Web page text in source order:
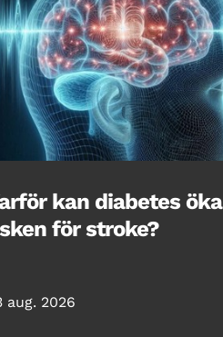
kan diabetes öka
för stroke?
aug. 2026